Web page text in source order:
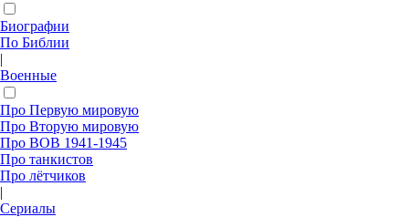
Биографии
По Библии
|
Военные
Про Первую мировую
Про Вторую мировую
Про ВОВ 1941-1945
Про танкистов
Про лётчиков
|
Сериалы